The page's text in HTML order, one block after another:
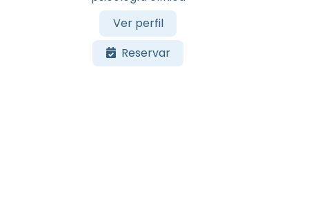
Ver perfil
Reservar